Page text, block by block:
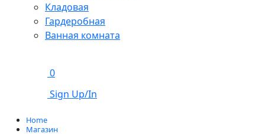
Кладовая
Гардеробная
Ванная комната
0
Sign Up/In
Home
Магазин